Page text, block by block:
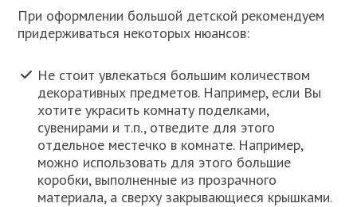
При оформлении большой детской рекомендуем
придерживаться некоторых нюансов:
Не стоит увлекаться большим количеством
декоративных предметов. Например, если Вы
хотите украсить комнату поделками,
сувенирами и т.п., отведите для этого
отдельное местечко в комнате. Например,
можно использовать для этого большие
коробки, выполненные из прозрачного
материала, а сверху закрывающиеся крышками.